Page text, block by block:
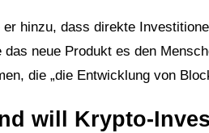
er hinzu, dass direkte
das neue Produkt es den
die „die Entwicklung von
will Krypto-